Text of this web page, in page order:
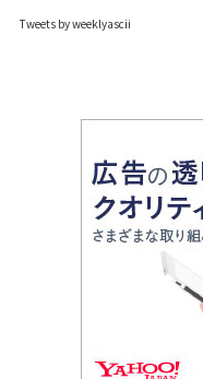
Tweets by weeklyascii